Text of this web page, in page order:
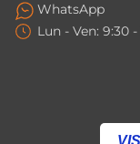
performante?
Sì, utilizza
WhatsApp
Lun - Ven: 9:30 -